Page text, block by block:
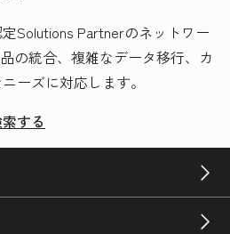
Solutions Partnerのネットワー
の統合、複雑なデータ移行、カ
ーズに対応します。
する